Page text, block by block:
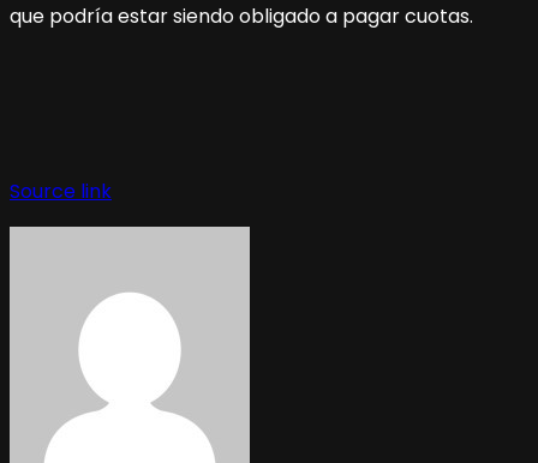
que podría estar siendo obligado a pagar cuotas.
Source link